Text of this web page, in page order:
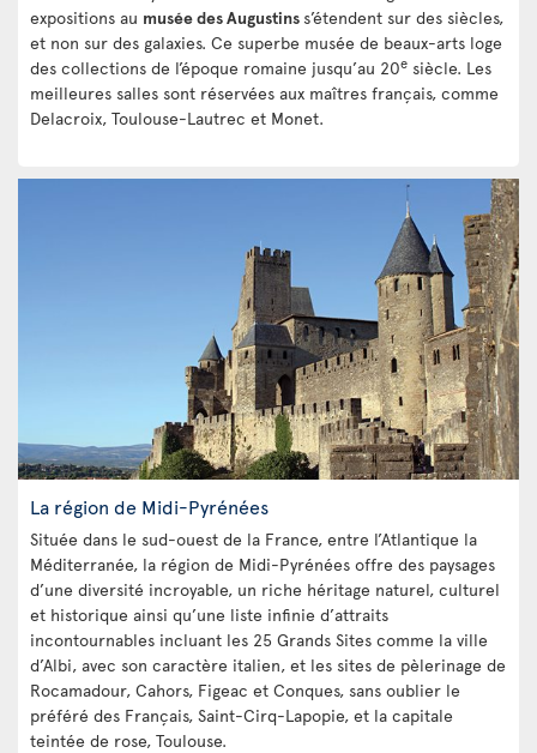
expositions au musée des Augustins s’étendent sur des siècles,
et non sur des galaxies. Ce superbe musée de beaux-arts loge
des collections de l’époque romaine jusqu’au 20e siècle. Les
meilleures salles sont réservées aux maîtres français, comme
Delacroix, Toulouse-Lautrec et Monet.
La région de Midi-Pyrénées
Située dans le sud-ouest de la France, entre l’Atlantique la
Méditerranée, la région de Midi-Pyrénées offre des paysages
d’une diversité incroyable, un riche héritage naturel, culturel
et historique ainsi qu’une liste infinie d’attraits
incontournables incluant les 25 Grands Sites comme la ville
d’Albi, avec son caractère italien, et les sites de pèlerinage de
Rocamadour, Cahors, Figeac et Conques, sans oublier le
préféré des Français, Saint-Cirq-Lapopie, et la capitale
teintée de rose, Toulouse.